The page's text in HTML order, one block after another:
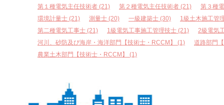
第１種電気主任技術者 (21) 第２種電気主任技術者 (21)
第３種
環境計量士 (21)
測量士 (20) 一級建築士 (30)
1級土木施工管
第二種電気工事士 (21)
1級電気工事施工管理技士 (21)
2級電気
河川、砂防及び海岸・海洋部門【技術士・RCCM】 (1)
道路部門
農業土木部門【技術士・RCCM】 (1)